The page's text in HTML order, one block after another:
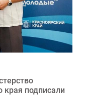
края подписали